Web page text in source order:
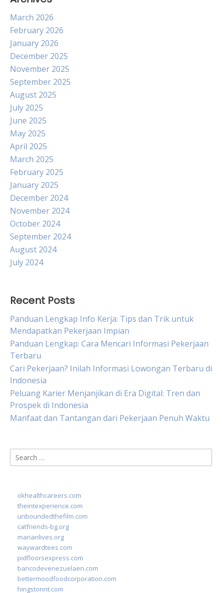
March 2026
February 2026
January 2026
December 2025
November 2025
September 2025
August 2025
July 2025
June 2025
May 2025
April 2025
March 2025
February 2025
January 2025
December 2024
November 2024
October 2024
September 2024
August 2024
July 2024
Recent Posts
Panduan Lengkap Info Kerja: Tips dan Trik untuk
Mendapatkan Pekerjaan Impian
Panduan Lengkap: Cara Mencari Informasi Pekerjaan
Terbaru
Cari Pekerjaan? Inilah Informasi Lowongan Terbaru di
Indonesia
Peluang Karier Menjanjikan di Era Digital: Tren dan
Prospek di Indonesia
Manfaat dan Tantangan dari Pekerjaan Penuh Waktu
Search
for:
okhealthcareers.com
theintexperience.com
unboundedthefilm.com
catfriends-bg.org
marianlives.org
waywardtees.com
pidfloorsexpress.com
bancodevenezuelaen.com
bettermoodfoodcorporation.com
hingstonnt.com